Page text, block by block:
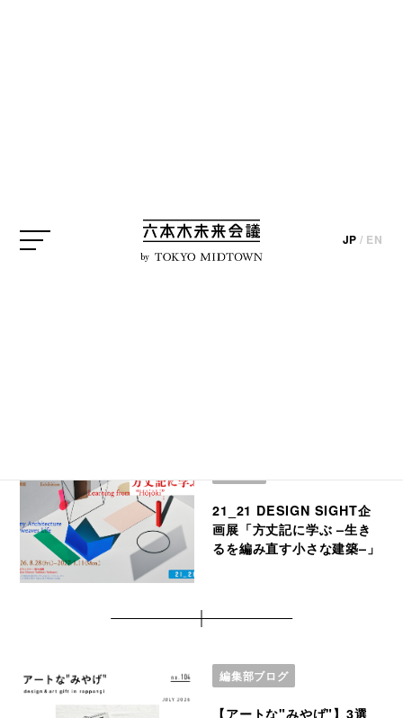
by
JP / EN
21_21 DESIGN SIGHT企
画展「方丈記に学ぶ –生き
るを編み直す小さな建築–」
編集部ブログ
【アートな"みやげ"】3選